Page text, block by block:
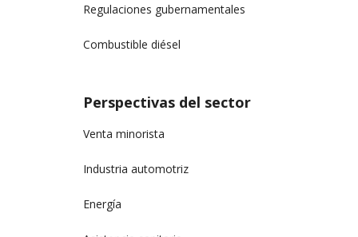
Regulaciones gubernamentales
Combustible diésel
Perspectivas del sector
Venta minorista
Industria automotriz
Energía